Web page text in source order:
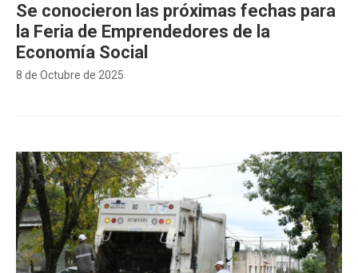
8 de Octubre de 2025
Se conocieron las próximas fechas para
la Feria de Emprendedores de la
Economía Social